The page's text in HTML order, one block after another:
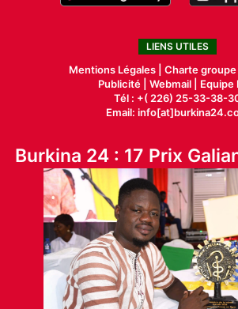
LIENS UTILES
Mentions Légales | Charte groupe |
Publicité| Webmail |
Equipe
Tél : +( 226) 25-33-38-
Email:
Burkina 24 : 17 Prix